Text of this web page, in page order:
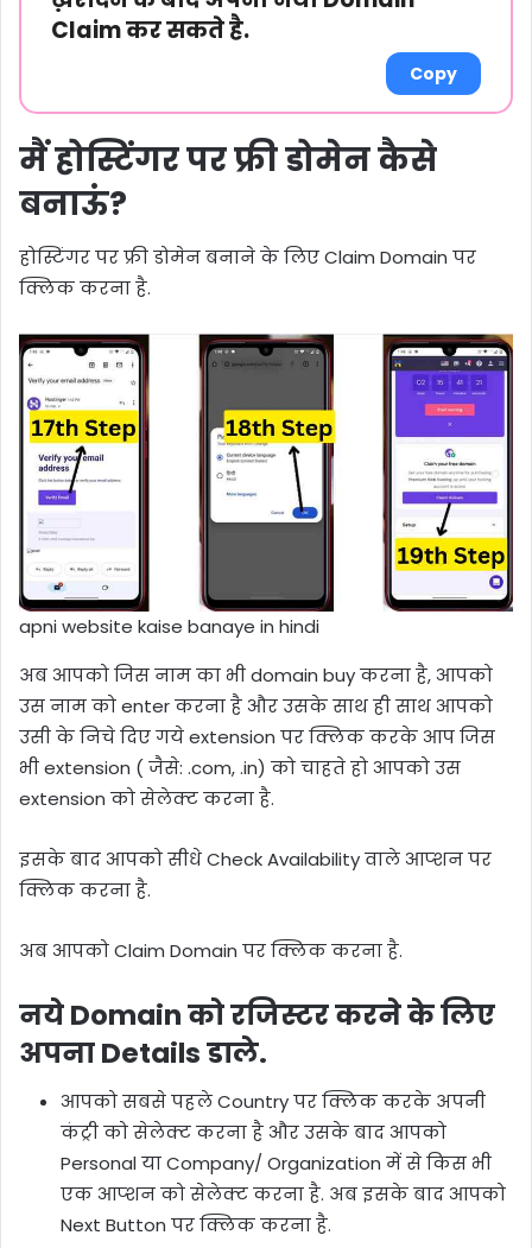
Claim कर सकते है.
Copy
मैं होस्टिंगर पर फ्री डोमेन कैसे
बनाऊं?
होस्टिंगर पर फ्री डोमेन बनाने के लिए Claim Domain पर
क्लिक करना है.
apni website kaise banaye in hindi
अब आपको जिस नाम का भी domain buy करना है, आपको
उस नाम को enter करना है और उसके साथ ही साथ आपको
उसी के निचे दिए गये extension पर क्लिक करके आप जिस
भी extension ( जैसे: .com, .in) को चाहते हो आपको उस
extension को सेलेक्ट करना है.
इसके बाद आपको सीधे Check Availability वाले आप्शन पर
क्लिक करना है.
अब आपको Claim Domain पर क्लिक करना है.
नये Domain को रजिस्टर करने के लिए
अपना Details डाले.
आपको सबसे पहले Country पर क्लिक करके अपनी
कंट्री को सेलेक्ट करना है और उसके बाद आपको
Personal या Company/ Organization में से किस भी
एक आप्शन को सेलेक्ट करना है. अब इसके बाद आपको
Next Button पर क्लिक करना है.